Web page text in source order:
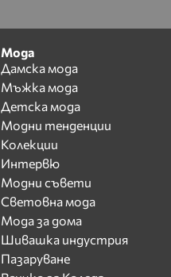
Мода
Дамска мода
Мъжка мода
Детска мода
Модни тенденции
Колекции
Интервю
Модни съвети
Световна мода
Мода за дома
Шивашка индустрия
Пазаруване